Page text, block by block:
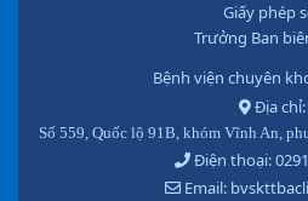
Giấy phép
Trưởng Ban
Bệnh viện chuyên
Địa chỉ:
Số 559, Quốc lộ 91B, khóm Vĩnh An,
Điện thoại:
Email: